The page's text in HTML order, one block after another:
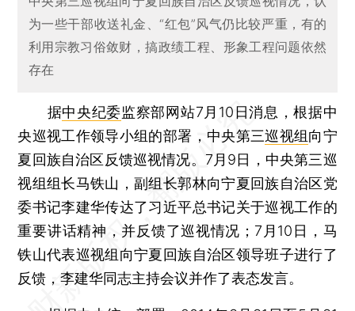
为一些干部收送礼金、“红包”风气仍比较严重，有的
利用宗教习俗敛财，搞政绩工程、形象工程问题依然
存在
据中央纪委监察部网站7月10日消息，根据中
央巡视工作领导小组的部署，中央第三巡视组向宁
夏回族自治区反馈巡视情况。7月9日，中央第三巡
视组组长马铁山，副组长郭林向宁夏回族自治区党
委书记李建华传达了习近平总书记关于巡视工作的
重要讲话精神，并反馈了巡视情况；7月10日，马
铁山代表巡视组向宁夏回族自治区领导班子进行了
反馈，李建华同志主持会议并作了表态发言。